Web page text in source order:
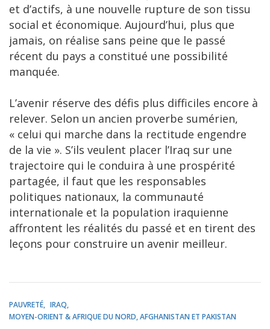
et d’actifs, à une nouvelle rupture de son tissu
social et économique. Aujourd’hui, plus que
jamais, on réalise sans peine que le passé
récent du pays a constitué une possibilité
manquée.
L’avenir réserve des défis plus difficiles encore à
relever. Selon un ancien proverbe sumérien,
« celui qui marche dans la rectitude engendre
de la vie ». S’ils veulent placer l’Iraq sur une
trajectoire qui le conduira à une prospérité
partagée, il faut que les responsables
politiques nationaux, la communauté
internationale et la population iraquienne
affrontent les réalités du passé et en tirent des
leçons pour construire un avenir meilleur.
PAUVRETÉ
IRAQ
MOYEN-ORIENT & AFRIQUE DU NORD, AFGHANISTAN ET PAKISTAN